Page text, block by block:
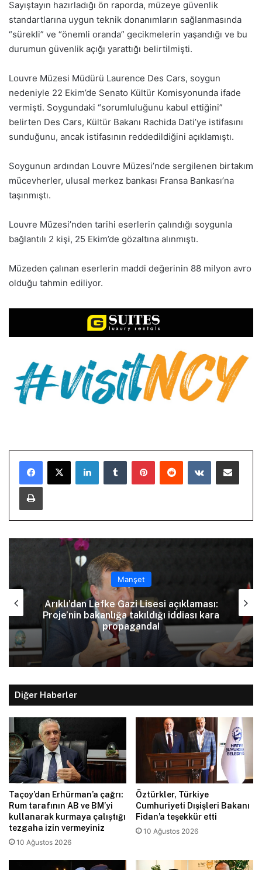
Sayıştayın hazırladığı ön raporda, müzeye güvenlik
standartlarına uygun teknik donanımların sağlanmasında
“sürekli” ve “önemli oranda” gecikmelerin yaşandığı ve bu
durumun güvenlik açığı yarattığı belirtilmişti.
Louvre Müzesi Müdürü Laurence Des Cars, soygun
nedeniyle 22 Ekim’de Senato Kültür Komisyonunda ifade
vermişti. Soygundaki “sorumluluğunu kabul ettiğini”
belirten Des Cars, Kültür Bakanı Rachida Dati’ye istifasını
sunduğunu, ancak istifasının reddedildiğini açıklamıştı.
Soygunun ardından Louvre Müzesi’nde sergilenen birtakım
mücevherler, ulusal merkez bankası Fransa Bankası’na
taşınmıştı.
Louvre Müzesi’nden tarihi eserlerin çalındığı soygunla
bağlantılı 2 kişi, 25 Ekim’de gözaltına alınmıştı.
Müzeden çalınan eserlerin maddi değerinin 88 milyon avro
olduğu tahmin ediliyor.
LinkedInTumblr PinterestReddit VKontakteE-Posta ile paylaş
Yazdır
Manşet
Arıklı’dan Lefke Gazi Lisesi açıklaması:
Proje’nin bakanlığa takıldığı iddiası kara
propaganda!
Diğer Haberler
Taçoy’dan Erhürman’a çağrı:
Rum tarafının AB ve BM’yi
kullanarak kurmaya çalıştığı
tezgaha izin vermeyiniz
10 Ağustos 2026
Öztürkler, Türkiye
Cumhuriyeti Dışişleri Bakanı
Fidan’a teşekkür etti
10 Ağustos 2026